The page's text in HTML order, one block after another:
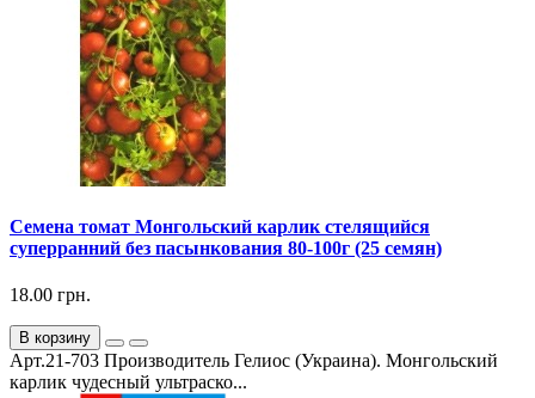
Семена томат Монгольский карлик стелящийся
суперранний без пасынкования 80-100г (25 семян)
18.00 грн.
В корзину
Арт.21-703 Производитель Гелиос (Украина). Монгольский
карлик чудесный ультраско...